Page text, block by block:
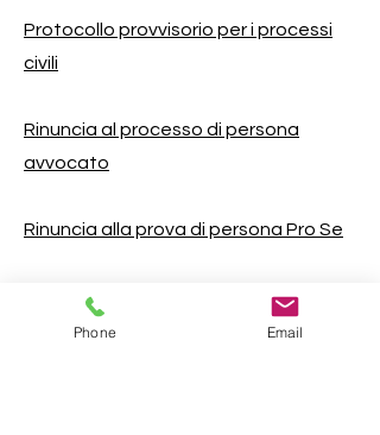
Protocollo provvisorio per i processi
civili
Rinuncia al processo di persona
avvocato
Rinuncia alla prova di persona Pro Se
Contea di Cherokee, Georgia "Dove la
metropolitana incontra le montagne" | ©
Consiglio dei commissari della contea di
Phone Email